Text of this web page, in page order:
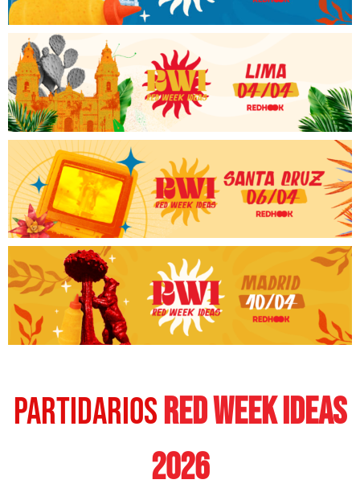
PARTIDARIOSRED WEEK IDEAS
2026